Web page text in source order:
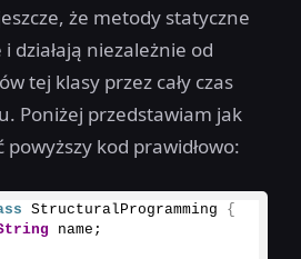
że metody statyczne
działają niezależnie od
tej klasy przez cały czas
Poniżej przedstawiam jak
kod prawidłowo:
StructuralProgramming {
name;